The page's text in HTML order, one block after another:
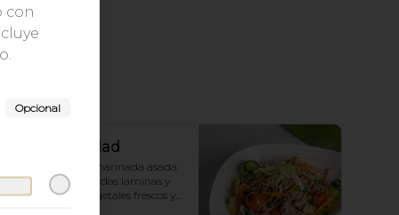
Thai Beef Salad
carne de vacuno marinada asada
y cortada en delgadas laminas y
preparada con vegetales frescos y
con
Opcional